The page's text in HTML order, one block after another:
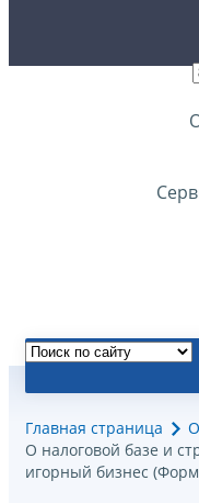
Главная страница
О налоговой базе и
игорный бизнес